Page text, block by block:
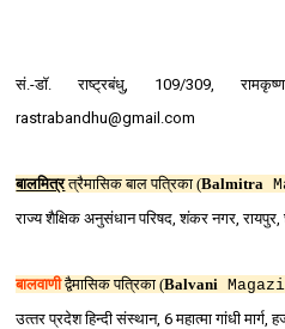
सं.-डॉ. राष्‍ट्रबंधु, 109/309,
rastrabandhu@gmail.com
बालमित्रत्रैमासिक बाल पत्रिका(Balmitra
राज्‍य शैक्षिक अनुसंधान परिषद, शंकर नगर,
बालवाणीद्वैमासिक पत्रिका (Balvani
उत्‍तर प्रदेश हिन्‍दी संस्‍थान, 6 महात्‍मा गांधी